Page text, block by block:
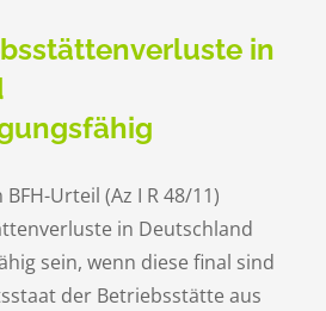
in
Urteil (Az I R 48/11)
in Deutschland
sein, wenn diese final sind
der Betriebsstätte aus